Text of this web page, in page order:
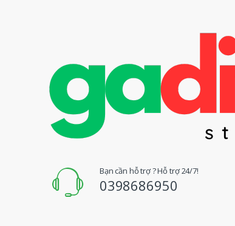
Bạn cần hỗ trợ ? Hỗ trợ 24/7!
0398686950